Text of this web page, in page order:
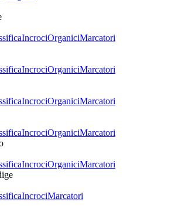
IncrociOrganiciMarcatori
IncrociOrganiciMarcatori
IncrociOrganiciMarcatori
IncrociOrganiciMarcatori
IncrociOrganiciMarcatori
IncrociMarcatori